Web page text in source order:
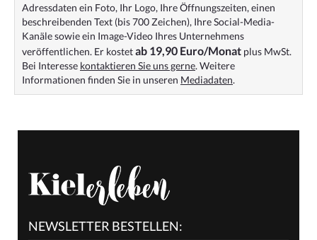
Adressdaten ein Foto, Ihr Logo, Ihre Öffnungszeiten, einen
beschreibenden Text (bis 700 Zeichen), Ihre Social-Media-
Kanäle sowie ein Image-Video Ihres Unternehmens
veröffentlichen. Er kostetab 19,90 Euro/Monat plus MwSt.
Bei Interesse kontaktieren Sie uns gerne. Weitere
Informationen finden Sie in unseren Mediadaten.
NEWSLETTER BESTELLEN: